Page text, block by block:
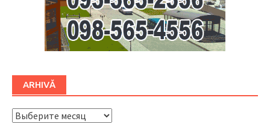
ARHIVĂ
ARHIVĂ